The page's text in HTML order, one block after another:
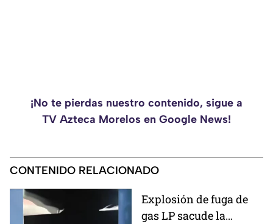
¡No te pierdas nuestro contenido, sigue a
TV Azteca Morelos en Google News!
CONTENIDO RELACIONADO
Explosión de fuga de
gas LP sacude la